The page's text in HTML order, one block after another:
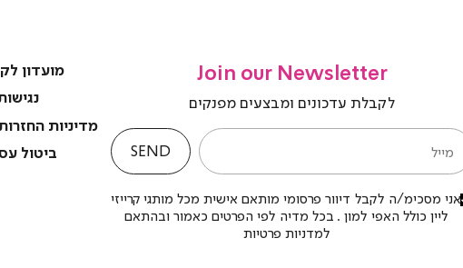
Join our Newsletter
לקבלת עדכונים ומבצעים מפנקים
מייל
אני מסכימ/ה לקבל דיוור פרסומי מותאם אישית מכל מותגי קרייזי
ליין כולל האפי למון . בכל מדיה לפי הפרטים כאמור ובהתאם
למדניות פרטיות
SEND
מועדון
מדיניות
ביטול